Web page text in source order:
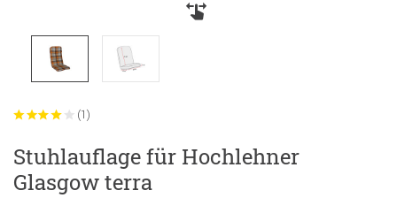
(1)
Stuhlauflage für Hochlehner
Glasgow terra